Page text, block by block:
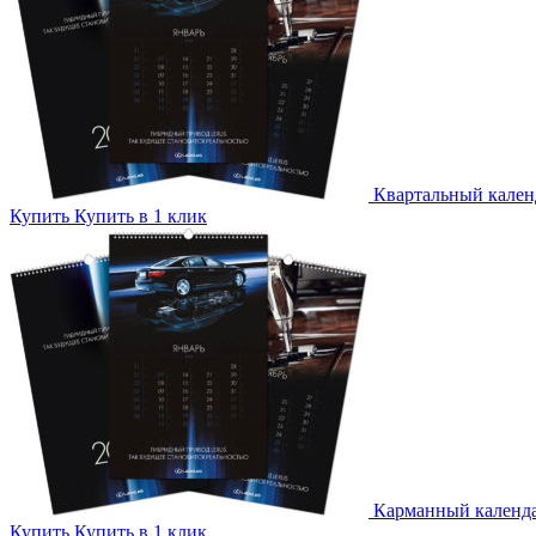
Квартальный
Купить Купить в 1 клик
Карманный
Купить Купить в 1 клик